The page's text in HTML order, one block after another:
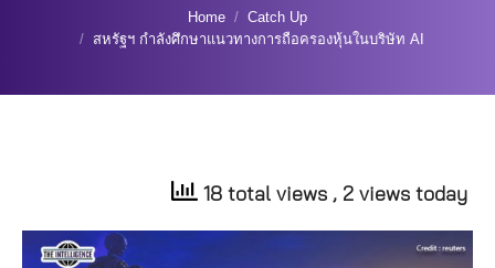
Home
Catch Up
สหรัฐฯ กำลังศึกษาแนวทางการถือครองหุ้นในบริษัท AI
18 total views , 2 views today